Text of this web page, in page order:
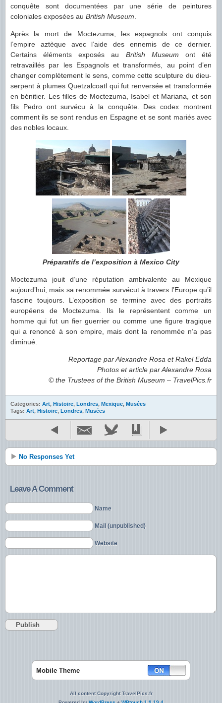
conquête sont documentées par une série de peintures
coloniales exposées au British Museum
Après la mort de Moctezuma, les espagnols ont conquis
l’empire aztèque avec l’aide des ennemis de ce dernier.
Certains éléments exposés au British Museum ont été
retravaillés par les Espagnols et transformés, au point d’en
changer complètement le sens, comme cette sculpture du dieu-
serpent à plumes Quetzalcoatl qui fut renversée et transformée
en bénitier. Les filles de Moctezuma, Isabel et Mariana, et son
fils Pedro ont survécu à la conquête. Des codex montrent
comment ils se sont rendus en Espagne et se sont mariés avec
des nobles locaux.
Préparatifs de l’exposition à Mexico City
Moctezuma jouit d’une réputation ambivalente au Mexique
aujourd’hui, mais sa renommée survécut à travers l’Europe qu’il
fascine toujours. L’exposition se termine avec des portraits
européens de Moctezuma. Ils le représentent comme un
homme qui fut un fier guerrier ou comme une figure tragique
qui a renoncé à son empire, mais dont la renommée n’a pas
diminué.
Reportage par Alexandre Rosa et Rakel Edda
Photos et article par Alexandre Rosa
© the Trustees of the British Museum – TravelPics.fr
Categories: Art, Histoire, Londres, Mexique, Musées
Tags: Art, Histoire, Londres, Musées
No Responses Yet
Leave A Comment
Name
Mail (unpublished)
Website
Mobile Theme
All content Copyright TravelPics.fr